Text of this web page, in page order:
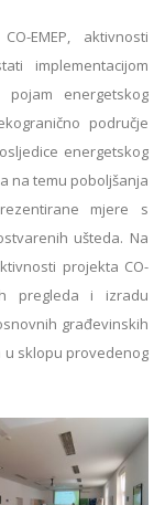
EMEP, aktivnosti
implementacijom
energetskog
područje
energetskog
na temu poboljšanja
mjere s
ušteda. Na
projekta CO-
pregleda i izradu
građevinskih
sklopu provedenog